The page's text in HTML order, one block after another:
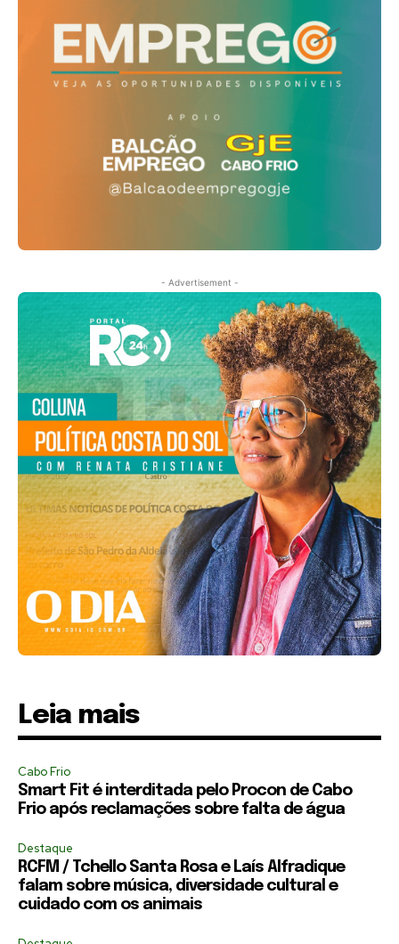
- Advertisement -
Leia mais
Cabo Frio
Smart Fit é interditada pelo Procon de Cabo
Frio após reclamações sobre falta de água
Destaque
RCFM / Tchello Santa Rosa e Laís Alfradique
falam sobre música, diversidade cultural e
cuidado com os animais